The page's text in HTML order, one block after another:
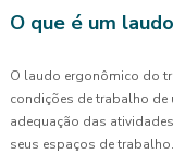
O que é um
O laudo ergonômico do
condições de trabalho
adequação das
seus espaços de trabalho.